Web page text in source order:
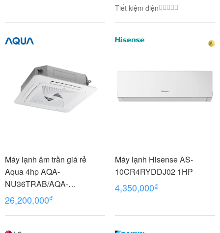
Tiết kiệm điện
Máy lạnh âm trần giá rẻ
Aqua 4hp AQA-
NU36TRAB/AQA-
NC36TRN/PB-950QB
26,200,000₫
Máy lạnh Hisense AS-
10CR4RYDDJ02 1HP
4,350,000₫